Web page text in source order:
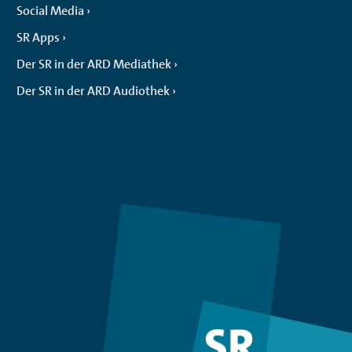
Social Media
SR Apps
Der SR in der ARD Mediathek
Der SR in der ARD Audiothek